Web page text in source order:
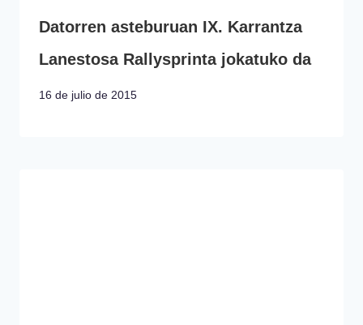
Datorren asteburuan IX. Karrantza
Lanestosa Rallysprinta jokatuko da
16 de julio de 2015